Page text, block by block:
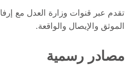
تقدم عبر قنوات وزارة العدل مع
الموثق والإيصال والواقعة.
مصادر رسمية